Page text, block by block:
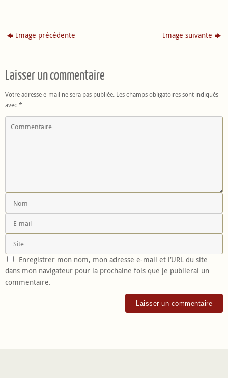
Image précédente Image suivante
Laisser un commentaire
Votre adresse e-mail ne sera pas publiée. Les champs obligatoires sont indiqués
avec *
Enregistrer mon nom, mon adresse e-mail et l’URL du site
dans mon navigateur pour la prochaine fois que je publierai un
commentaire.